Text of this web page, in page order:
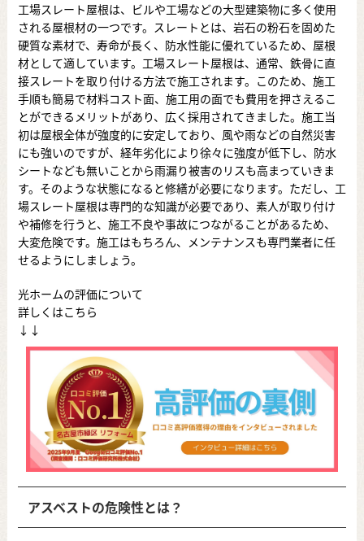
工場スレート屋根は、ビルや工場などの大型建築物に多く使用
される屋根材の一つです。スレートとは、岩石の粉石を固めた
硬質な素材で、寿命が長く、防水性能に優れているため、屋根
材として適しています。工場スレート屋根は、通常、鉄骨に直
接スレートを取り付ける方法で施工されます。このため、施工
手順も簡易で材料コスト面、施工用の面でも費用を押さえるこ
とができるメリットがあり、広く採用されてきました。施工当
初は屋根全体が強度的に安定しており、風や雨などの自然災害
にも強いのですが、経年劣化により徐々に強度が低下し、防水
シートなども無いことから雨漏り被害のリスも高まっていきま
す。そのような状態になると修繕が必要になります。ただし、工
場スレート屋根は専門的な知識が必要であり、素人が取り付け
や補修を行うと、施工不良や事故につながることがあるため、
大変危険です。施工はもちろん、メンテナンスも専門業者に任
せるようにしましょう。
光ホームの評価について
詳しくはこちら
↓↓
アスベストの危険性とは？